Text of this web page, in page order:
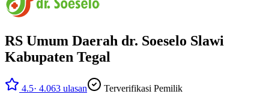
RS Umum Daerah dr. Soeselo Slawi
Kabupaten Tegal
4.5· 4.063 ulasan
Terverifikasi Pemilik